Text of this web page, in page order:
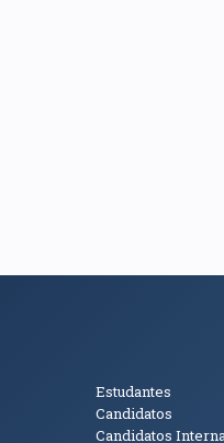
Públicos
Estudantes
Candidatos
Candidatos